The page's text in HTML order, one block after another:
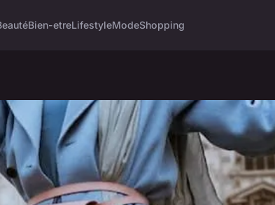
Bien-etreLifestyleModeShopping